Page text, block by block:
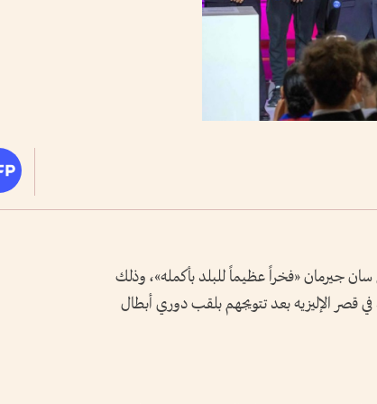
سان جيرمان «فخراً عظيماً للبلد بأكمله»، وذلك
قصر الإليزيه بعد تتويجهم بلقب دوري أبطال